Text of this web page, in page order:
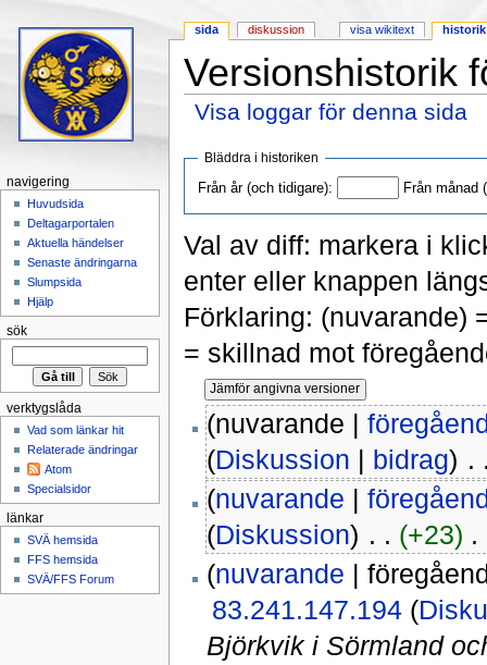
Versionshistorik
Visa loggar för denna sida
Bläddra i historiken
Från år (och tidigare): Från månad
Val av diff: markera i
enter eller knappen
Förklaring: (nuvarande)
= skillnad mot
(nuvarande |
(Diskussion | bidrag)
(nuvarande |
(Diskussion) ‎ . . (+23)
(nuvarande |
83.241.147.194 (
Björkvik i Sörmland
sida diskussion visa wikitext historik
navigering
Huvudsida
Deltagarportalen
Aktuella händelser
Senaste ändringarna
Slumpsida
Hjälp
sök
verktygslåda
Vad som länkar hit
Relaterade ändringar
Atom
Specialsidor
länkar
SVÄ hemsida
FFS hemsida
SVÄ/FFS Forum